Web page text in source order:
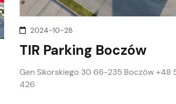
2024-10-28
TIR Parking Boczów
Gen Sikorskiego 30 66-235 Boczów +48
426